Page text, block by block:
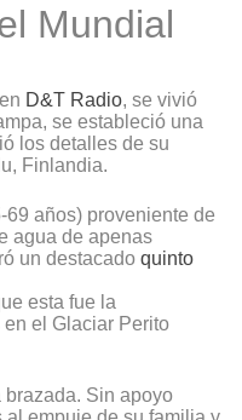
Mundial
en D&T Radio, se vivió
se estableció una
los detalles de su
Finlandia.
años) proveniente de
agua de apenas
un destacado quinto
esta fue la
el Glaciar Perito
brazada. Sin apoyo